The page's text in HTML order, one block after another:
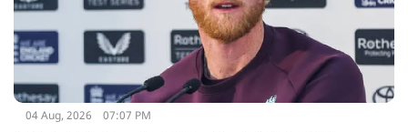
04 Aug, 2026 07:07 PM